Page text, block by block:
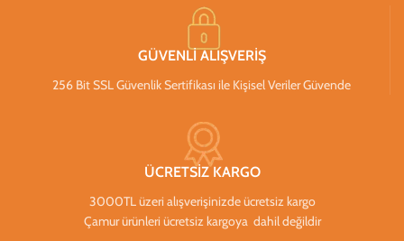
GÜVENLİ ALIŞVERİŞ
256 Bit SSL Güvenlik Sertifikası ile Kişisel Veriler Güvende
ÜCRETSİZ KARGO
3000TL üzeri alışverişinizde ücretsiz kargo
Çamur ürünleri ücretsiz kargoya dahil değildir